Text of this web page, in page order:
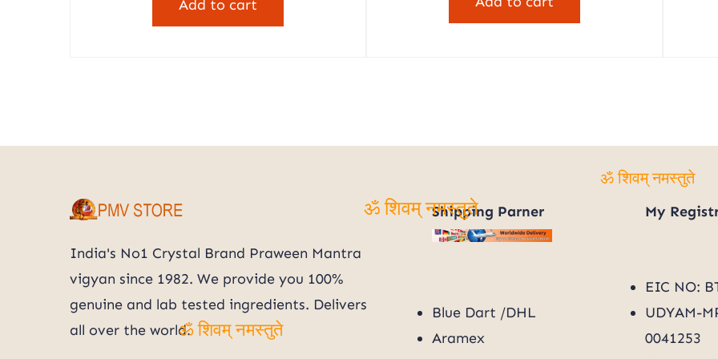
Add to cart
India's No1 Crystal Brand Praween Mantra
vigyan since 1982. We provide you 100%
genuine and lab tested ingredients. Delivers
all over the world.
Shipping Parner
Blue Dart /DHL
Aramex
My
EIC NO:
UDYAM-
0041253
ॐ शिवम् नमस्तुते
ॐ शिवम् नमस्तुते